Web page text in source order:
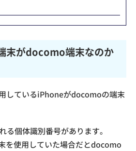
末がdocomo端末なのか
しているiPhoneがdocomoの端末
る個体識別番号があります。
を使用していた場合だとdocomo